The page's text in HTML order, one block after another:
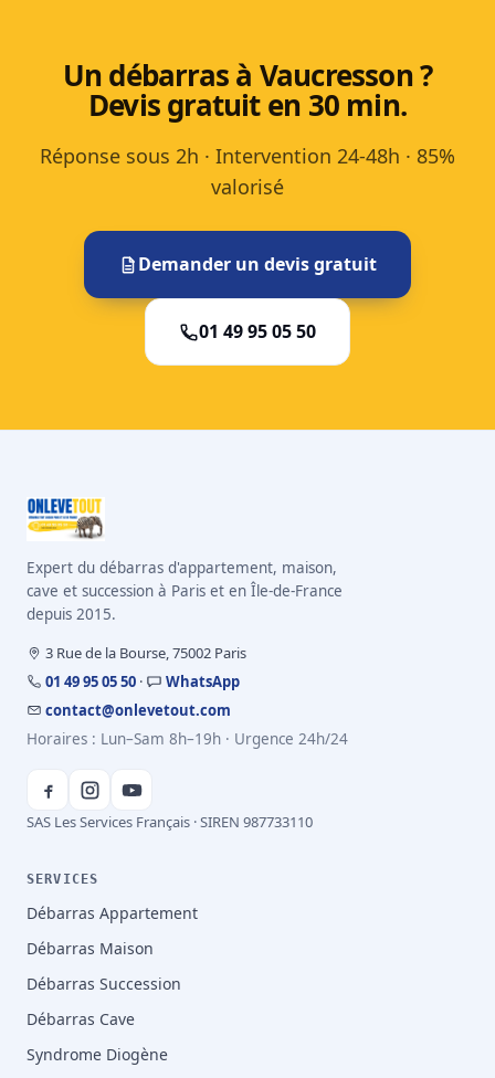
Un débarras à Vaucresson ?
Devis gratuit en 30 min.
Réponse sous 2h · Intervention 24-48h · 85%
valorisé
Demander un devis gratuit
01 49 95 05 50
Expert du débarras d'appartement, maison,
cave et succession à Paris et en Île-de-France
depuis 2015.
3 Rue de la Bourse, 75002 Paris
01 49 95 05 50 ·
WhatsApp
contact@onlevetout.com
Horaires : Lun–Sam 8h–19h · Urgence 24h/24
SAS Les Services Français · SIREN 987733110
SERVICES
Débarras Appartement
Débarras Maison
Débarras Succession
Débarras Cave
Syndrome Diogène